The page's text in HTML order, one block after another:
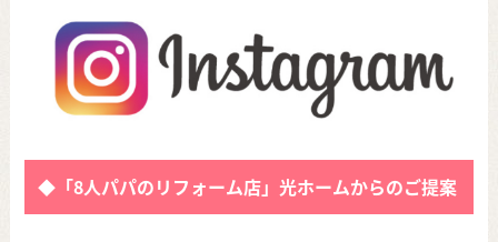
◆「8人パパのリフォーム店」光ホームからのご提案